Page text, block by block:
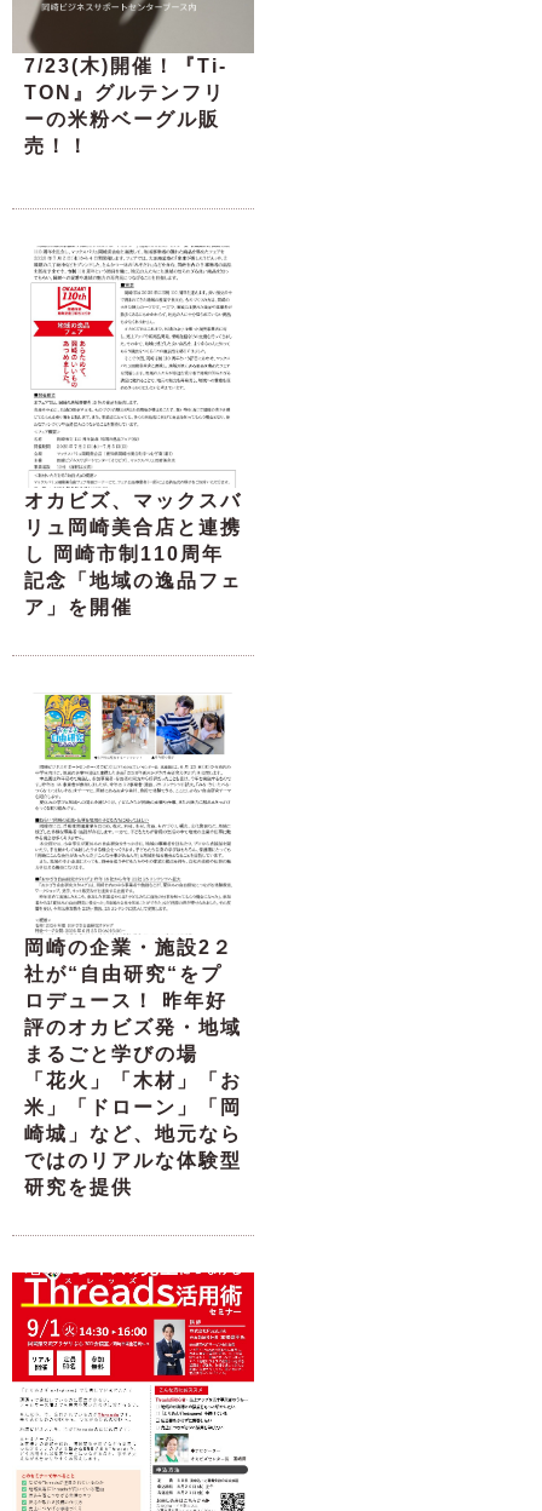
7/23(木)開催！『Ti-
TON』グルテンフリ
ーの米粉ベーグル販
売！！
オカビズ、マックスバ
リュ岡崎美合店と連携
し 岡崎市制110周年
記念「地域の逸品フェ
ア」を開催
岡崎の企業・施設2２
社が“自由研究“をプ
ロデュース！ 昨年好
評のオカビズ発・地域
まるごと学びの場
「花火」「木材」「お
米」「ドローン」「岡
崎城」など、地元なら
ではのリアルな体験型
研究を提供